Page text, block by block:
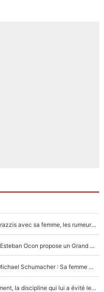
F1 : Charles Leclerc surpris par les paparazzis avec sa femme, les rumeurs étaient vraies !
Comme pour le final du Tour de France, Esteban Ocon propose un Grand Prix de Formule 1 à Paris : «Autour de l’Arc de Triomphe, ce serait génial» !
Nouvelle rumeur autour de la santé de Michael Schumacher : Sa femme Corinna sort du silence
F1 - Lewis Hamilton victime de harcèlement, la discipline qui lui a évité le pire : «J'aurais probablement mal tourné»